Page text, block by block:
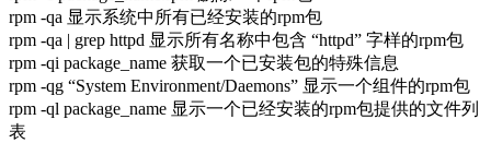
rpm -qa 显示系统中所有已经安装的rpm包
rpm -qa | grep httpd 显示所有名称中包含 “httpd” 字样的rpm包
rpm -qi package_name 获取一个已安装包的特殊信息
rpm -qg “System Environment/Daemons” 显示一个组件的rpm包
rpm -ql package_name 显示一个已经安装的rpm包提供的文件列
表